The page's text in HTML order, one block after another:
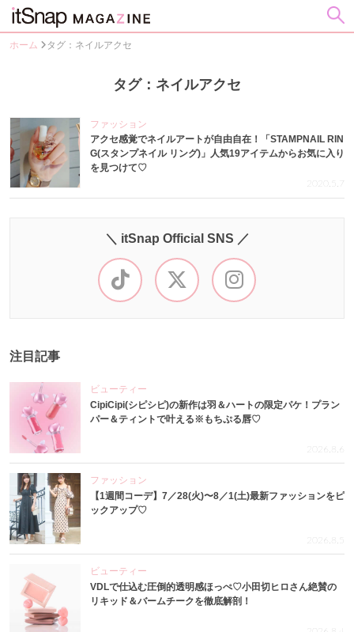
ホーム タグ：ネイルアクセ
タグ：ネイルアクセ
ファッション
アクセ感覚でネイルアートが自由自在！「STAMPNAIL RIN
G(スタンプネイル リング)」人気19アイテムからお気に入り
を見つけて♡
＼ itSnap Official SNS ／
注目記事
ビューティー
CipiCipi(シピシピ)の新作は羽＆ハートの限定パケ！プラン
パー＆ティントで叶える※もちぷる唇♡
2026.8.6
ファッション
【1週間コーデ】7／28(火)〜8／1(土)最新ファッションをピ
ックアップ♡
2026.8.5
ビューティー
VDLで仕込む圧倒的透明感ほっぺ♡小田切ヒロさん絶賛の
リキッド＆バームチークを徹底解剖！